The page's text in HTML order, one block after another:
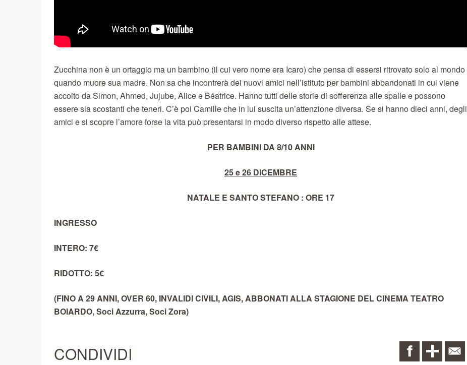
Zucchina non è un ortaggio ma un bambino (il cui vero nome era Icaro) che pensa di essersi ritrovato solo al mondo
quando muore sua madre. Non sa che incontrerà dei nuovi amici nell’istituto per bambini abbandonati in cui viene
accolto da Simon, Ahmed, Jujube, Alice e Béatrice. Hanno tutti delle storie di sofferenza alle spalle e possono
essere sia scostanti che teneri. C’è poi Camille che in lui suscita un’attenzione diversa. Se si hanno dieci anni, degli
amici e si scopre l’amore forse la vita può presentarsi in modo diverso rispetto alle attese.
PER BAMBINI DA 8/10 ANNI
25 e 26 DICEMBRE
NATALE E SANTO STEFANO : ORE 17
INGRESSO
INTERO: 7€
RIDOTTO: 5€
(FINO A 29 ANNI, OVER 60, INVALIDI CIVILI, AGIS, ABBONATI ALLA STAGIONE DEL CINEMA TEATRO
BOIARDO, Soci Azzurra, Soci Zora)
CONDIVIDI